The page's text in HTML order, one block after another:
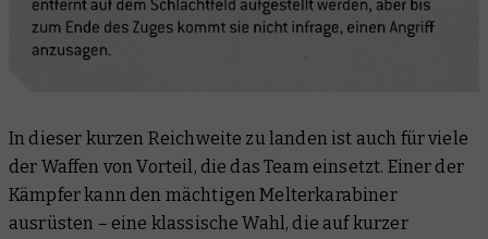
In dieser kurzen Reichweite zu landen ist auch für viele
der Waffen von Vorteil, die das Team einsetzt. Einer der
Kämpfer kann den mächtigen Melterkarabiner
ausrüsten – eine klassische Wahl, die auf kurzer